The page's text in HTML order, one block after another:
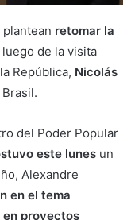
plantean retomar la
luego de la visita
República, Nicolás
del Poder Popular
este lunes un
Alexandre
en el tema
proyectos